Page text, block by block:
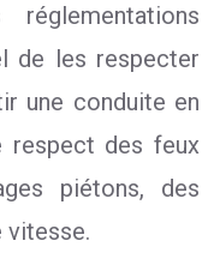
de les respecter
une conduite en
respect des feux
piétons, des